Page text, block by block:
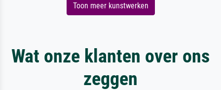
Toon meer kunstwerken
Wat onze klanten over ons
zeggen